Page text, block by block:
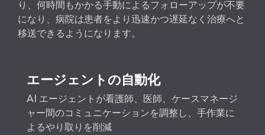
り、何時間もかかる手動によるフォローアップが不要
になり、病院は患者をより迅速かつ遅延なく治療へと
移送できるようになります。
エージェントの自動化
AI エージェントが看護師、医師、ケースマネージ
ャー間のコミュニケーションを調整し、手作業に
よるやり取りを削減